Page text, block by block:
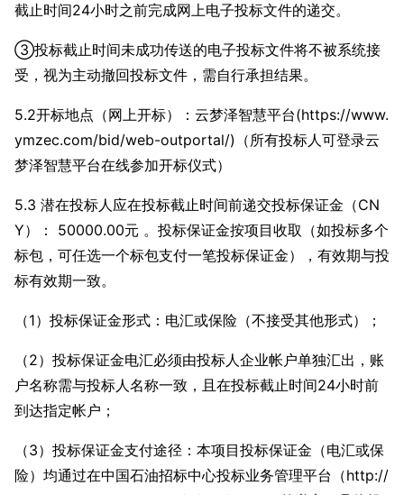
截止时间24小时之前完成网上电子投标文件的递交。
③投标截止时间未成功传送的电子投标文件将不被系统接
受，视为主动撤回投标文件，需自行承担结果。
5.2开标地点（网上开标）：云梦泽智慧平台(https://www.
ymzec.com/bid/web-outportal/)（所有投标人可登录云
梦泽智慧平台在线参加开标仪式）
5.3 潜在投标人应在投标截止时间前递交投标保证金（CN
Y）： 50000.00元 。投标保证金按项目收取（如投标多个
标包，可任选一个标包支付一笔投标保证金），有效期与投
标有效期一致。
（1）投标保证金形式：电汇或保险（不接受其他形式）；
（2）投标保证金电汇必须由投标人企业帐户单独汇出，账
户名称需与投标人名称一致，且在投标截止时间24小时前
到达指定帐户；
（3）投标保证金支付途径：本项目投标保证金（电汇或保
险）均通过在中国石油招标中心投标业务管理平台（http://